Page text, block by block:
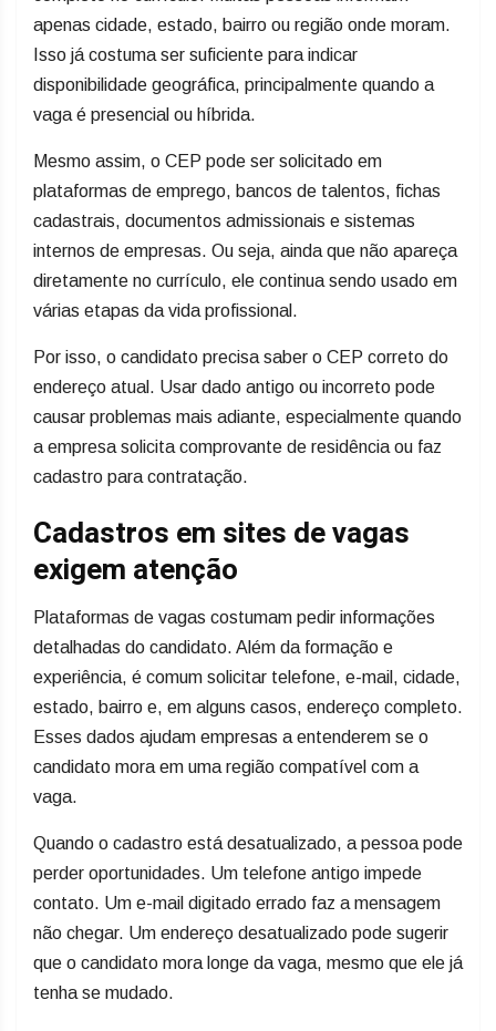
apenas cidade, estado, bairro ou região onde moram.
Isso já costuma ser suficiente para indicar
disponibilidade geográfica, principalmente quando a
vaga é presencial ou híbrida.
Mesmo assim, o CEP pode ser solicitado em
plataformas de emprego, bancos de talentos, fichas
cadastrais, documentos admissionais e sistemas
internos de empresas. Ou seja, ainda que não apareça
diretamente no currículo, ele continua sendo usado em
várias etapas da vida profissional.
Por isso, o candidato precisa saber o CEP correto do
endereço atual. Usar dado antigo ou incorreto pode
causar problemas mais adiante, especialmente quando
a empresa solicita comprovante de residência ou faz
cadastro para contratação.
Cadastros em sites de vagas
exigem atenção
Plataformas de vagas costumam pedir informações
detalhadas do candidato. Além da formação e
experiência, é comum solicitar telefone, e-mail, cidade,
estado, bairro e, em alguns casos, endereço completo.
Esses dados ajudam empresas a entenderem se o
candidato mora em uma região compatível com a
vaga.
Quando o cadastro está desatualizado, a pessoa pode
perder oportunidades. Um telefone antigo impede
contato. Um e-mail digitado errado faz a mensagem
não chegar. Um endereço desatualizado pode sugerir
que o candidato mora longe da vaga, mesmo que ele já
tenha se mudado.